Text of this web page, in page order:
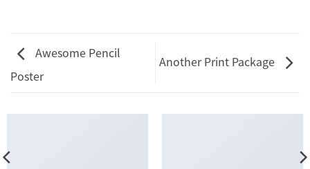
Awesome Pencil
Poster
Another Print Package